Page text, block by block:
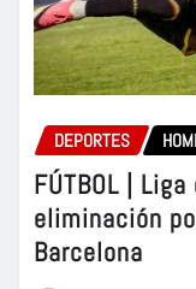
DEPORTES
FÚTBOL |
eliminación
Barcelona